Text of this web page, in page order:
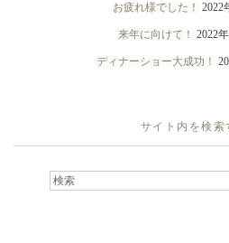
お疲れ様でした！ 2022
来年に向けて！ 2022
ディナーショー大成功！
サイト内を検索